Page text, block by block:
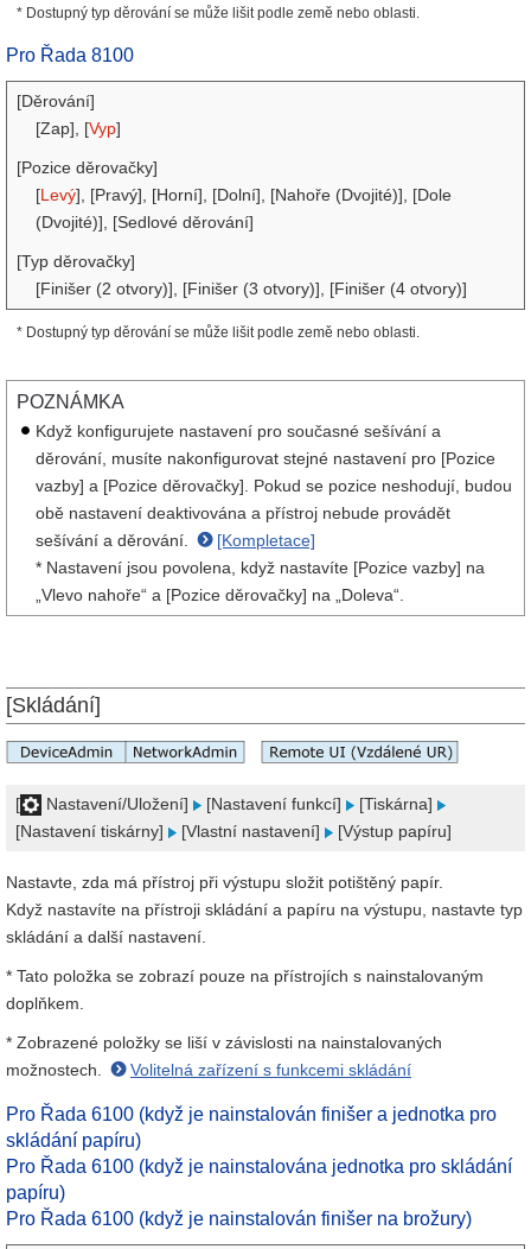
* Dostupný typ děrování se může lišit podle země nebo oblasti.
Pro Řada 8100
[Děrování]
[Zap], [Vyp]
[Pozice děrovačky]
[Levý], [Pravý], [Horní], [Dolní], [Nahoře (Dvojité)], [Dole
(Dvojité)], [Sedlové děrování]
[Typ děrovačky]
[Finišer (2 otvory)], [Finišer (3 otvory)], [Finišer (4 otvory)]
* Dostupný typ děrování se může lišit podle země nebo oblasti.
POZNÁMKA
Když konfigurujete nastavení pro současné sešívání a
děrování, musíte nakonfigurovat stejné nastavení pro [Pozice
vazby] a [Pozice děrovačky]. Pokud se pozice neshodují, budou
obě nastavení deaktivována a přístroj nebude provádět
sešívání a děrování.
[Kompletace]
* Nastavení jsou povolena, když nastavíte [Pozice vazby] na
„Vlevo nahoře“ a [Pozice děrovačky] na „Doleva“.
[Skládání]
[ Nastavení/Uložení] [Nastavení funkcí]
[Tiskárna]
[Nastavení tiskárny]
[Vlastní nastavení] [Výstup papíru]
Nastavte, zda má přístroj při výstupu složit potištěný papír.
Když nastavíte na přístroji skládání a papíru na výstupu, nastavte typ
skládání a další nastavení.
* Tato položka se zobrazí pouze na přístrojích s nainstalovaným
doplňkem.
* Zobrazené položky se liší v závislosti na nainstalovaných
možnostech.
Volitelná zařízení s funkcemi skládání
Pro Řada 6100 (když je nainstalován finišer a jednotka pro
skládání papíru)
Pro Řada 6100 (když je nainstalována jednotka pro skládání
papíru)
Pro Řada 6100 (když je nainstalován finišer na brožury)